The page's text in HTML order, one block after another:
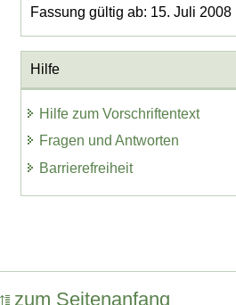
Fassung gültig ab: 15. Juli 2008
Hilfe
Hilfe zum Vorschriftentext
Fragen und Antworten
Barrierefreiheit
zum Seitenanfang